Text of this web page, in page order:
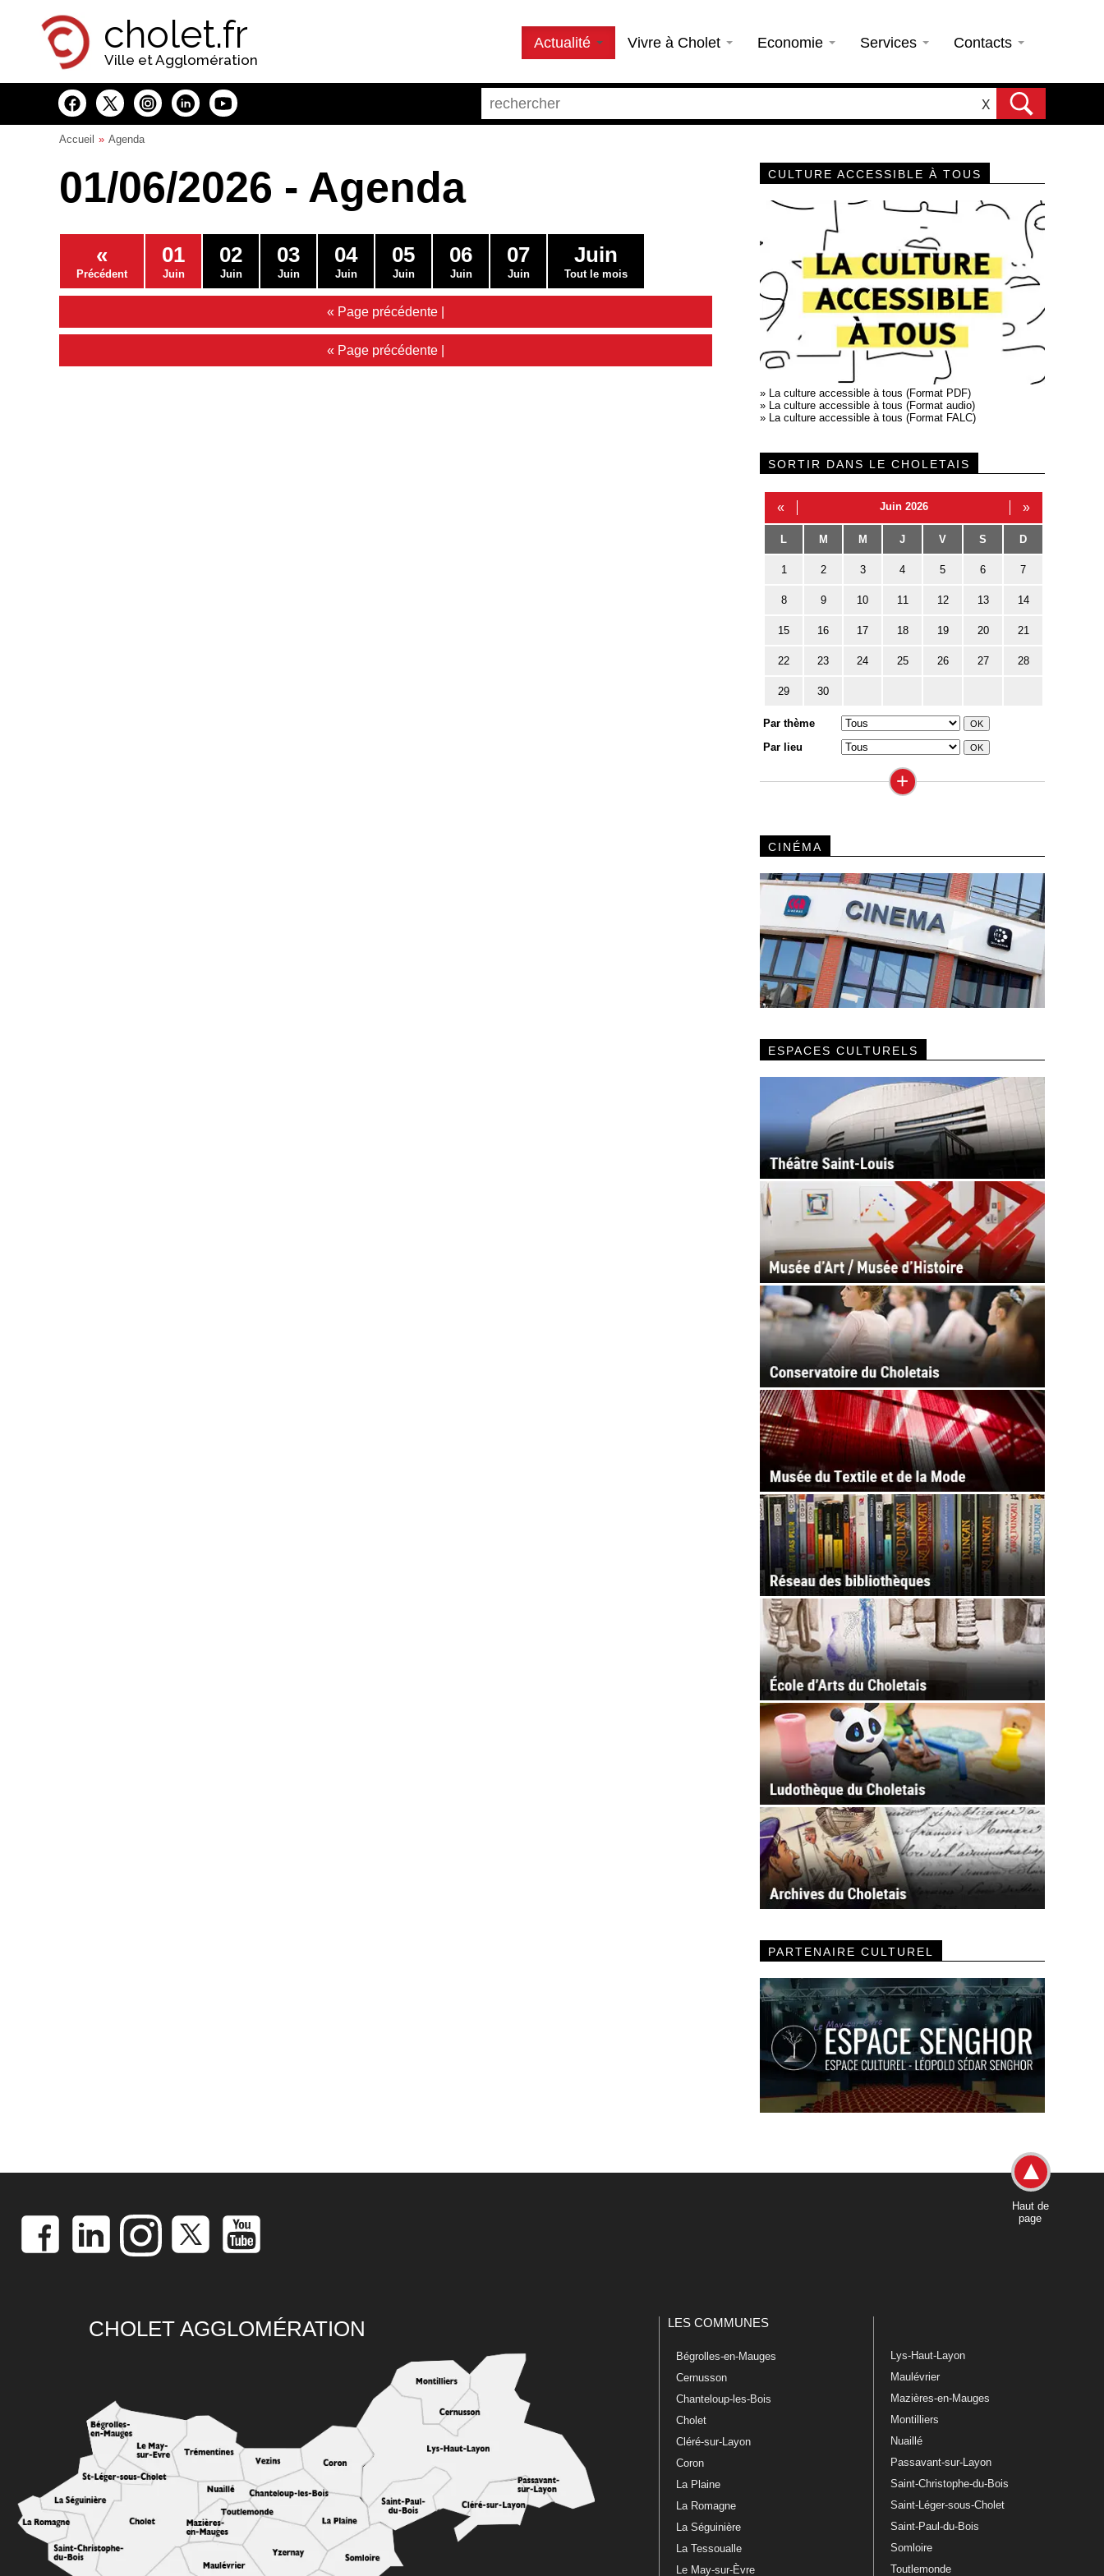
cholet.fr
Ville et Agglomération
Actualité Vivre à Cholet Economie Services Contacts
X
Accueil Agenda
01/06/2026 - Agenda
«
Précédent
01
Juin
02
Juin
03
Juin
04
Juin
05
Juin
06
Juin
07
Juin
Juin
Tout le mois
« Page précédente |
« Page précédente |
CULTURE ACCESSIBLE À TOUS
» La culture accessible à tous (Format PDF)
» La culture accessible à tous (Format audio)
» La culture accessible à tous (Format FALC)
SORTIR DANS LE CHOLETAIS
« Juin 2026 »
L M M J V S D
1 2 3 4 5 6 7
8 9 10 11 12 13 14
15 16 17 18 19 20 21
22 23 24 25 26 27 28
29 30
Par thème
Par lieu
+
CINÉMA
ESPACES CULTURELS
PARTENAIRE CULTUREL
Haut de
page
CHOLET AGGLOMÉRATION LES COMMUNES
Bégrolles-en-Mauges
Cernusson
Chanteloup-les-Bois
Cholet
Cléré-sur-Layon
Coron
La Plaine
La Romagne
La Séguinière
La Tessoualle
Le May-sur-Èvre
Lys-Haut-Layon
Maulévrier
Mazières-en-Mauges
Montilliers
Nuaillé
Passavant-sur-Layon
Saint-Christophe-du-Bois
Saint-Léger-sous-Cholet
Saint-Paul-du-Bois
Somloire
Toutlemonde